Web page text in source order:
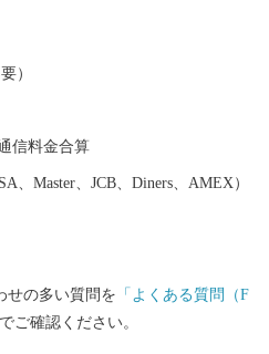
た日高川オートキャンプ場があ
ドアが楽しめます。 【歴史
内町、宮子姫の伝説など、名所・
づかいを体感できます。 頂い
境の整備、みんなが安心して暮ら
）
信料金合算
、Master、JCB、Diners、AMEX）
せの多い質問を 「よくある質問（F
ご確認ください。